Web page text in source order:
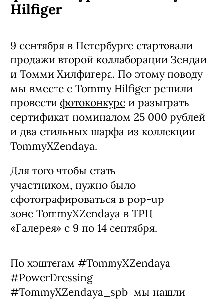
Hilfiger
9 сентября в Петербурге стартовали
продажи второй коллаборации Зендаи
и Томми Хилфигера. По этому поводу
мы вместе с Tommy Hilfiger решили
провести фотоконкурс и разыграть
сертификат номиналом 25 000 рублей
и два стильных шарфа из коллекции
TommyXZendaya.
Для того чтобы стать
участником, нужно было
сфотографироваться в pop-up
зоне TommyXZendaya в ТРЦ
«Галерея» с 9 по 14 сентября.
По хэштегам #TommyXZendaya
#PowerDressing
#TommyXZendaya_spb мы нашли